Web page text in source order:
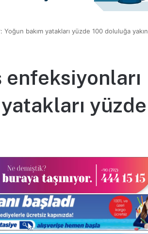
bakım yatakları yüzde 100 doluluğa yakın
enfeksiyonları
yüzde